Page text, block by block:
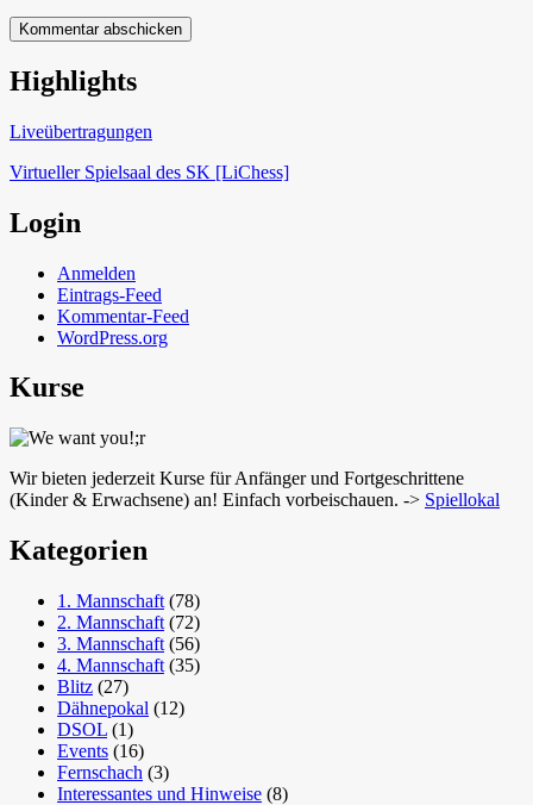
Schach in Lauffen
Highlights
Liveübertragungen
Virtueller Spielsaal des SK [LiChess]
Login
Anmelden
Eintrags-Feed
Kommentar-Feed
WordPress.org
Kurse
Wir bieten jederzeit Kurse für Anfänger und Fortgeschrittene
(Kinder & Erwachsene) an! Einfach vorbeischauen. -> Spiellokal
Kategorien
1. Mannschaft (78)
2. Mannschaft (72)
3. Mannschaft (56)
4. Mannschaft (35)
Blitz (27)
Dähnepokal (12)
DSOL (1)
Events (16)
Fernschach (3)
Interessantes und Hinweise (8)